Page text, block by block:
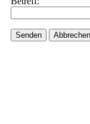
Senden Abbrechen